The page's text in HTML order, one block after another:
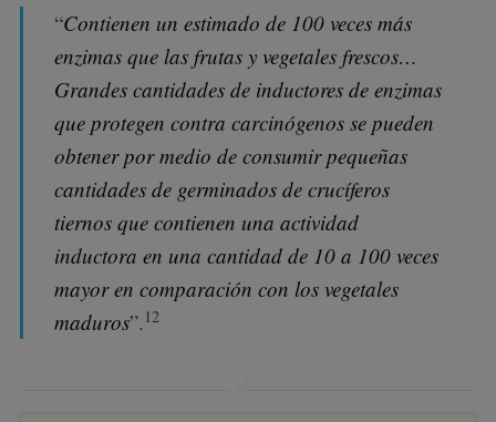
“Contienen un estimado de 100 veces más
enzimas que las frutas y vegetales frescos…
Grandes cantidades de inductores de enzimas
que protegen contra carcinógenos se pueden
obtener por medio de consumir pequeñas
cantidades de germinados de crucíferos
tiernos que contienen una actividad
inductora en una cantidad de 10 a 100 veces
mayor en comparación con los vegetales
maduros”. 12